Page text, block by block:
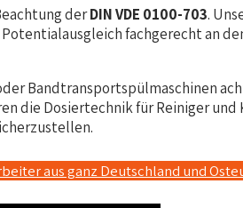
derDIN VDE 0100-703.
fachgerecht an
Bandtransportspülmaschinen
die Dosiertechnik für Reiniger
aus ganz Deutschland und